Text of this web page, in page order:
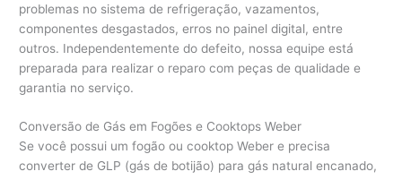
problemas no sistema de refrigeração, vazamentos,
componentes desgastados, erros no painel digital, entre
outros. Independentemente do defeito, nossa equipe está
preparada para realizar o reparo com peças de qualidade e
garantia no serviço.
Conversão de Gás em Fogões e Cooktops Weber
Se você possui um fogão ou cooktop Weber e precisa
converter de GLP (gás de botijão) para gás natural encanado,